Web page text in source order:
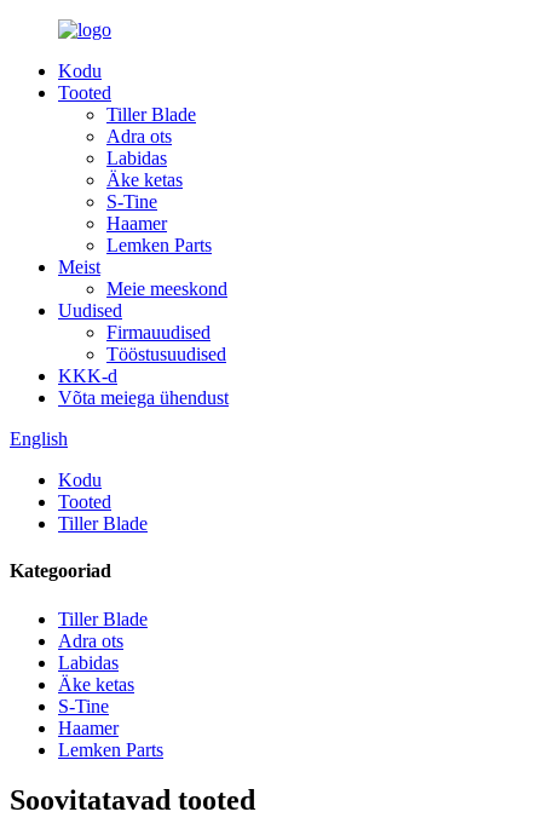
Kodu
Tooted
Tiller Blade
Adra ots
Labidas
Äke ketas
S-Tine
Haamer
Lemken Parts
Meist
Meie meeskond
Uudised
Firmauudised
Tööstusuudised
KKK-d
Võta meiega ühendust
English
Kodu
Tooted
Tiller Blade
Kategooriad
Tiller Blade
Adra ots
Labidas
Äke ketas
S-Tine
Haamer
Lemken Parts
Soovitatavad tooted